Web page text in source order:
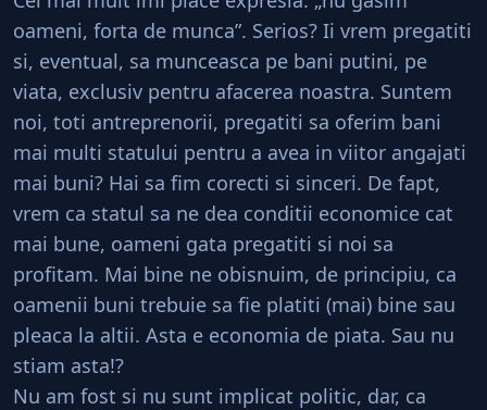
oameni, forta de munca”. Serios? Ii vrem pregatiti
si, eventual, sa munceasca pe bani putini, pe
viata, exclusiv pentru afacerea noastra. Suntem
noi, toti antreprenorii, pregatiti sa oferim bani
mai multi statului pentru a avea in viitor angajati
mai buni? Hai sa fim corecti si sinceri. De fapt,
vrem ca statul sa ne dea conditii economice cat
mai bune, oameni gata pregatiti si noi sa
profitam. Mai bine ne obisnuim, de principiu, ca
oamenii buni trebuie sa fie platiti (mai) bine sau
pleaca la altii. Asta e economia de piata. Sau nu
stiam asta!?
Nu am fost si nu sunt implicat politic, dar, ca